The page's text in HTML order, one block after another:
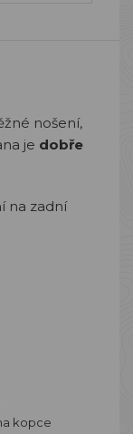
nošení,
je dobře
na zadní
kopce